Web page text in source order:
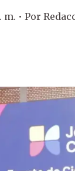
• Por